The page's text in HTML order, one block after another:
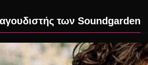
των Soundgarden